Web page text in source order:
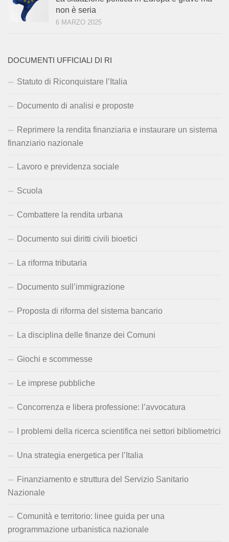
non è seria
6 MARZO 2025
DOCUMENTI UFFICIALI DI RI
Statuto di Riconquistare l’Italia
Documento di analisi e proposte
Reprimere la rendita finanziaria e instaurare un sistema
finanziario nazionale
Lavoro e previdenza sociale
Scuola
Combattere la rendita urbana
Documento sui diritti civili bioetici
La riforma tributaria
Documento sull’immigrazione
Proposta di riforma del sistema bancario
La disciplina delle finanze dei Comuni
Giochi e scommesse
Le imprese pubbliche
Concorrenza e libera professione: l’avvocatura
I problemi della ricerca scientifica nei settori bibliometrici
Una strategia energetica per l’Italia
Finanziamento e struttura del Servizio Sanitario
Nazionale
Comunità e territorio: linee guida per una
programmazione urbanistica nazionale